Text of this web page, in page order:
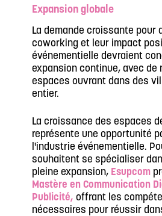
Expansion globale
La demande croissante pour
coworking et leur impact
événementielle devraient
expansion continue, avec de
espaces ouvrant dans des
entier.
La croissance des espaces
représente une opportunité
l'industrie événementielle.
souhaitent se spécialiser
pleine expansion, Esupcom
Mastère en Communication
Publicité, offrant les
nécessaires pour réussir